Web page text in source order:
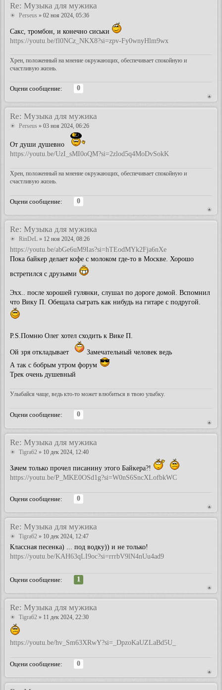
Re: Музыка для мужика
Perseus » 02 ноя 2024, 05:36
Сакс, тромбон, и конечно сиськи
https://youtu.be/fl0NCz_NKX8?si=zpv-Fy0wnyHlm9wx
Хрен, положенный на мнение окружающих, обеспечивает спокойную и
счастливую жизнь.
Оцени сообщение:
0
Re: Музыка для мужика
Perseus » 03 ноя 2024, 06:26
От души душевно
https://youtu.be/UzI_sMI0oQM?si=2zlod5q4MoDvSokK
Хрен, положенный на мнение окружающих, обеспечивает спокойную и
счастливую жизнь.
Оцени сообщение:
0
Re: Музыка для мужика
RinDeL » 12 ноя 2024, 08:26
https://youtu.be/abGe6uM9Ias?si=hTEodMYk2Fja6nXe
Пока байкер делает кофе с молоком где-то в Москве. Хорошо
встретился с друзьями
Эхх.. после хорошей гулянки, слушал по дороге домой. Вспомнил
что Вику П. Обещала сыграть как нибудь на гитаре с подругой.
P.S.Помню Олег хотел сходить к Вике П.
Ой зря откладывает
Замечательный человек ведь
А так с бобрым утром форум
Трек очень душевный
Улыбайся чаще, ведь кто-то может влюбиться в твою улыбку.
Оцени сообщение:
0
Re: Музыка для мужика
Tigra62 » 10 дек 2024, 12:40
Зачем только прочел писанину этого Байкера?!
https://youtu.be/P_MKE0OSd1g?si=W0nS6SncXLofbkWC
Оцени сообщение:
0
Re: Музыка для мужика
Tigra62 » 10 дек 2024, 12:47
Классная песенка) ... под водку)) и не только!
https://youtu.be/KAH63qLI9oc?si=rrrbV9lN4nUu4ad9
Оцени сообщение:
1
Re: Музыка для мужика
Tigra62 » 11 дек 2024, 22:30
https://youtu.be/hv_Sm63XRwY?si=_DpzoKaUZLaBd5U_
Оцени сообщение:
0